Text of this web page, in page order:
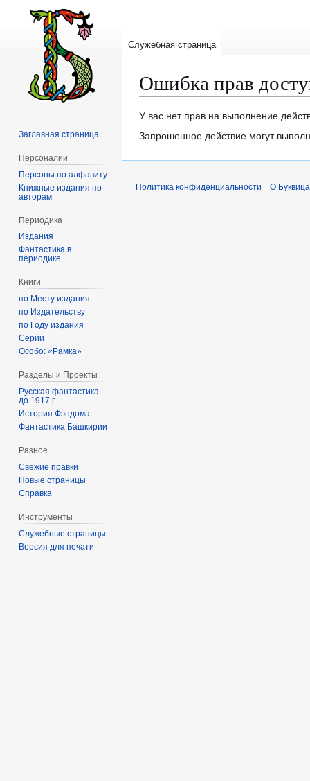
Ошибка прав
Перейти
к
Перейти
к
У вас нет прав на выполнение
Запрошенное действие могут
Служебная страница
Заглавная страница
Персоналии
Персоны по алфавиту
Книжные издания по
авторам
Периодика
Издания
Фантастика в
периодике
Книги
по Месту издания
по Издательству
по Году издания
Серии
Особо: «Рамка»
Разделы и Проекты
Русская фантастика
до 1917 г.
История Фэндома
Фантастика Башкирии
Разное
Свежие правки
Новые страницы
Справка
Инструменты
Служебные страницы
Версия для печати
Политика конфиденциальности О Буквица